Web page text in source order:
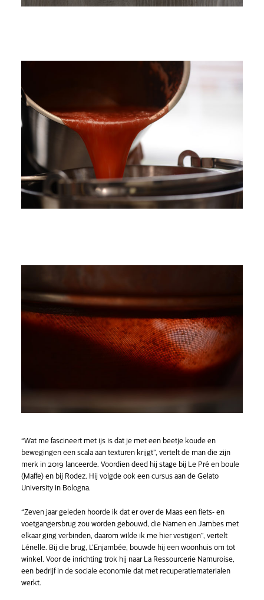
“Wat me fascineert met ijs is dat je met een beetje koude en
bewegingen een scala aan texturen krijgt”, vertelt de man die zijn
merk in 2019 lanceerde. Voordien deed hij stage bij Le Pré en boule
(Maffe) en bij Rodez. Hij volgde ook een cursus aan de Gelato
University in Bologna.
“Zeven jaar geleden hoorde ik dat er over de Maas een fiets- en
voetgangersbrug zou worden gebouwd, die Namen en Jambes met
elkaar ging verbinden, daarom wilde ik me hier vestigen”, vertelt
Lénelle. Bij die brug, L’Enjambée, bouwde hij een woonhuis om tot
winkel. Voor de inrichting trok hij naar La Ressourcerie Namuroise,
een bedrijf in de sociale economie dat met recuperatiematerialen
werkt.